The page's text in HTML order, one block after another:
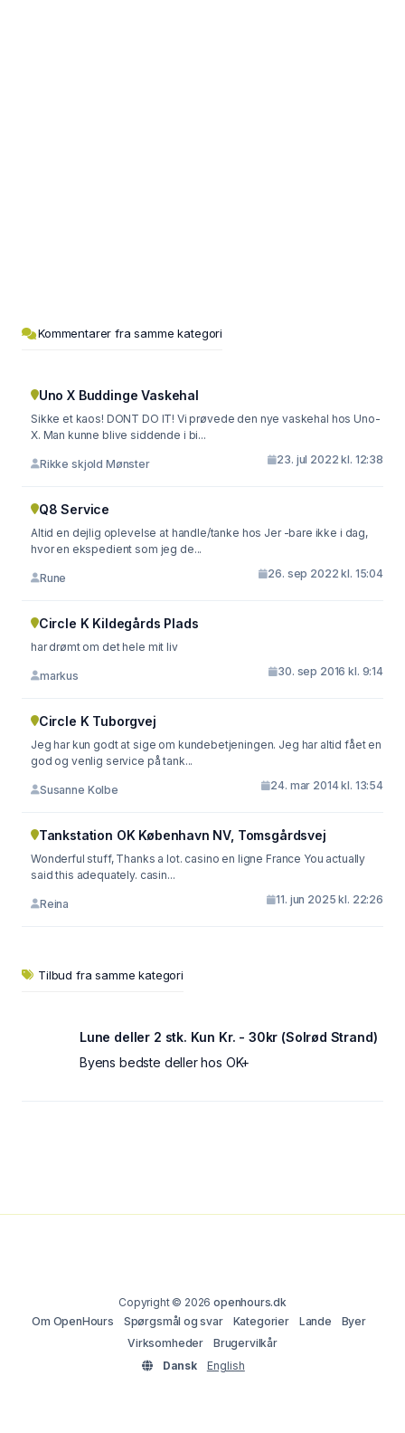
Kommentarer fra samme kategori
Uno X Buddinge Vaskehal
Sikke et kaos! DONT DO IT! Vi prøvede den nye vaskehal hos Uno-
X. Man kunne blive siddende i bi...
Rikke skjold Mønster 23. jul 2022 kl. 12:38
Q8 Service
Altid en dejlig oplevelse at handle/tanke hos Jer -bare ikke i dag,
hvor en ekspedient som jeg de...
Rune 26. sep 2022 kl. 15:04
Circle K Kildegårds Plads
har drømt om det hele mit liv
markus 30. sep 2016 kl. 9:14
Circle K Tuborgvej
Jeg har kun godt at sige om kundebetjeningen. Jeg har altid fået en
god og venlig service på tank...
Susanne Kolbe 24. mar 2014 kl. 13:54
Tankstation OK København NV, Tomsgårdsvej
Wonderful stuff, Thanks a lot. casino en ligne France You actually
said this adequately. casin...
Reina 11. jun 2025 kl. 22:26
Tilbud fra samme kategori
Lune deller 2 stk. Kun Kr. - 30kr (Solrød Strand)
Byens bedste deller hos OK+
Copyright © 2026openhours.dk
Om OpenHours
Spørgsmål og svar Kategorier Lande
Byer
Virksomheder
Brugervilkår
Dansk
English